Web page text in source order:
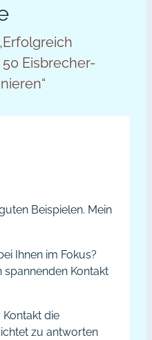
Eisbrecher-
Beispielen. Mein
Ihnen im Fokus?
spannenden Kontakt
die
zu antworten